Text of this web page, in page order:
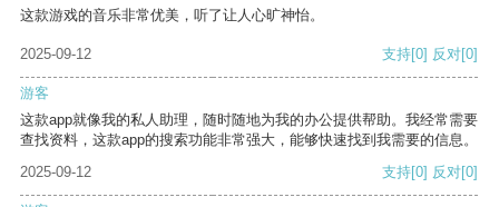
这款游戏的音乐非常优美，听了让人心旷神怡。
2025-09-12 支持[0] 反对[0]
游客
这款app就像我的私人助理，随时随地为我的办公提供帮助。我经常需要
查找资料，这款app的搜索功能非常强大，能够快速找到我需要的信息。
2025-09-12
支持[0] 反对[0]